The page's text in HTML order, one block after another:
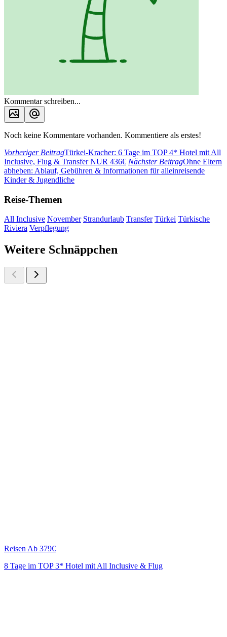
Kommentar schreiben...
Noch keine Kommentare vorhanden. Kommentiere als erstes!
Vorheriger BeitragTürkei-Kracher: 6 Tage im TOP 4* Hotel mit All
Inclusive, Flug & Transfer NUR 436€ Nächster BeitragOhne Eltern
abheben: Ablauf, Gebühren & Informationen für alleinreisende
Kinder & Jugendliche
Reise-Themen
All Inclusive November Strandurlaub Transfer Türkei Türkische
Riviera Verpflegung
Weitere Schnäppchen
Reisen Ab 379€
8 Tage im TOP 3* Hotel mit All Inclusive & Flug